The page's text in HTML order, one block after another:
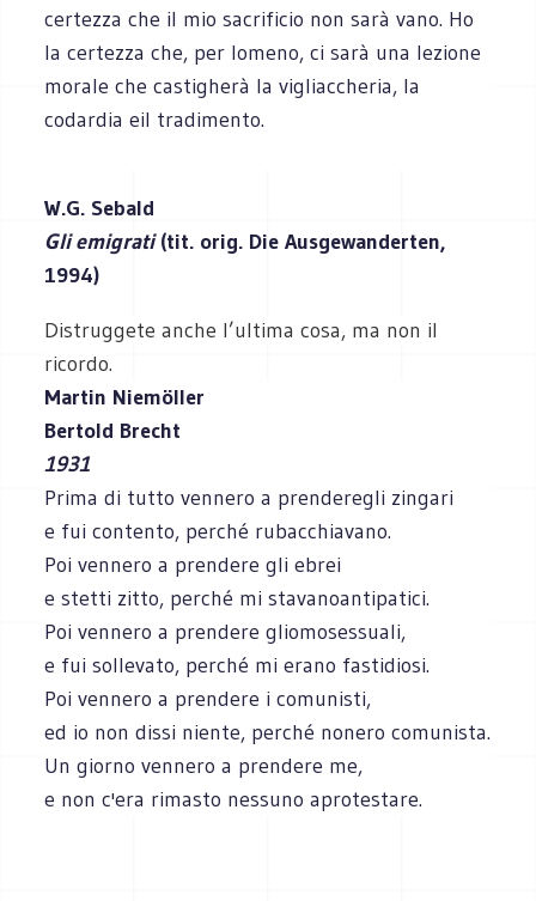
certezza che il mio sacrificio non sarà vano. Ho
la certezza che, per lomeno, ci sarà una lezione
morale che castigherà la vigliaccheria, la
codardia eil tradimento.
W.G. Sebald
Gli emigrati(tit. orig. Die Ausgewanderten,
1994)
Distruggete anche l’ultima cosa, ma non il
ricordo.
Martin Niemöller
Bertold Brecht
1931
Prima di tutto vennero a prenderegli zingari
e fui contento, perché rubacchiavano.
Poi vennero a prendere gli ebrei
e stetti zitto, perché mi stavanoantipatici.
Poi vennero a prendere gliomosessuali,
e fui sollevato, perché mi erano fastidiosi.
Poi vennero a prendere i comunisti,
ed io non dissi niente, perché nonero comunista.
Un giorno vennero a prendere me,
e non c'era rimasto nessuno aprotestare.